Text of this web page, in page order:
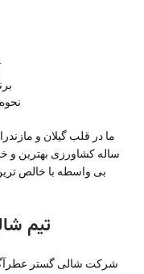
ساله کشاورزی بهترین و
بی واسطه با خالص
تیم
شرکت شالی گستر